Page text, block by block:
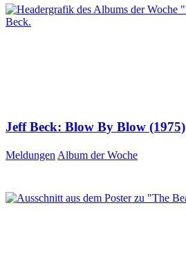
Jeff Beck: Blow By Blow (1975)
Meldungen Album der Woche